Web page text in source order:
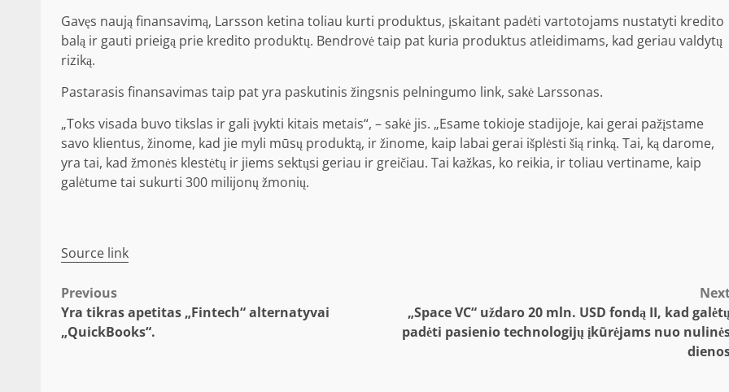
Gavęs naują finansavimą, Larsson ketina toliau kurti produktus, įskaitant padėti vartotojams nustatyti kredito
balą ir gauti prieigą prie kredito produktų. Bendrovė taip pat kuria produktus atleidimams, kad geriau valdytų
riziką.
Pastarasis finansavimas taip pat yra paskutinis žingsnis pelningumo link, sakė Larssonas.
„Toks visada buvo tikslas ir gali įvykti kitais metais“, – sakė jis. „Esame tokioje stadijoje, kai gerai pažįstame
savo klientus, žinome, kad jie myli mūsų produktą, ir žinome, kaip labai gerai išplėsti šią rinką. Tai, ką darome,
yra tai, kad žmonės klestėtų ir jiems sektųsi geriau ir greičiau. Tai kažkas, ko reikia, ir toliau vertiname, kaip
galėtume tai sukurti 300 milijonų žmonių.
Source link
Post
navigation
Previous
Yra tikras apetitas „Fintech“ alternatyvai
„QuickBooks“.
„Space VC“ uždaro 20 mln. USD fondą II, kad
padėti pasienio technologijų įkūrėjams nuo